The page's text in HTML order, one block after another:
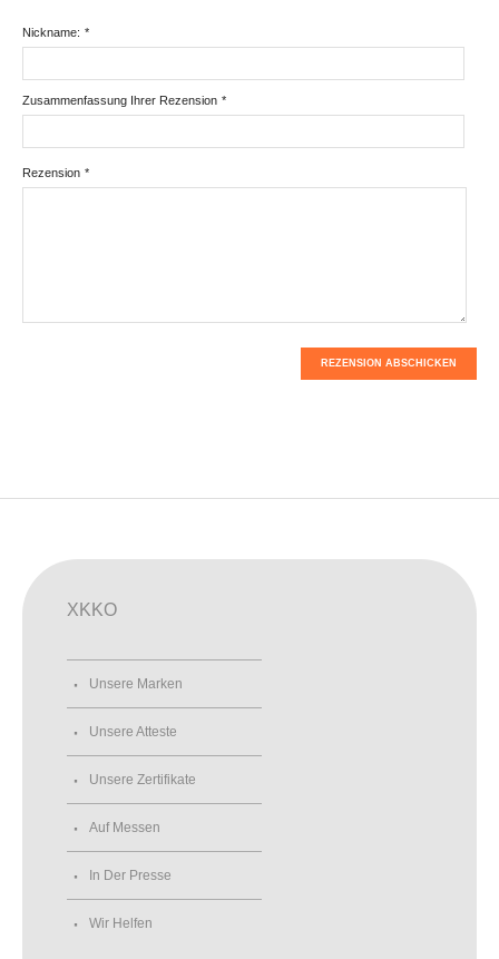
*
Nickname:
*
Zusammenfassung Ihrer Rezension
*
Rezension
REZENSION ABSCHICKEN
XKKO
Unsere Marken
Unsere Atteste
Unsere Zertifikate
Auf Messen
In Der Presse
Wir Helfen